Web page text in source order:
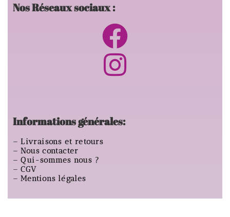
Nos Réseaux sociaux :
Informations générales:
–Livraisons et retours
–Nous contacter
–Qui-sommes nous ?
–CGV
–Mentions légales